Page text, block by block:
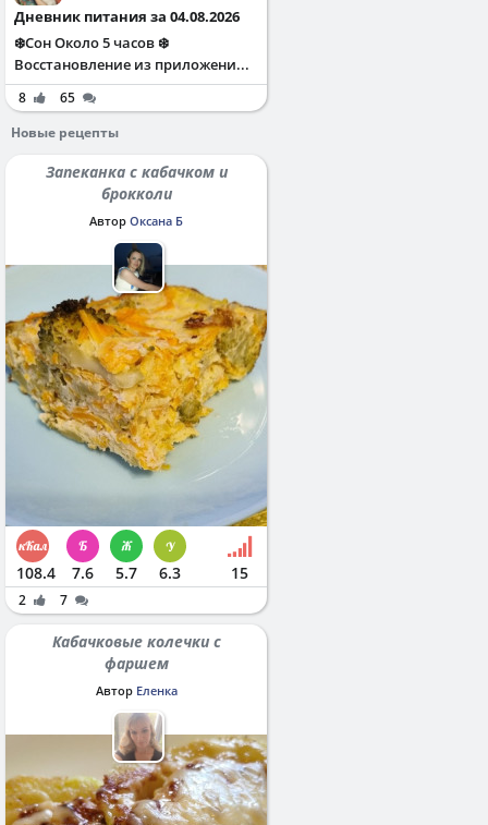
Дневник питания за 04.08.2026
❄️Сон Около 5 часов ❄️
Восстановление из приложени...
8
65
Новые рецепты
Запеканка с кабачком и
брокколи
Автор Оксана Б
108.4 7.6 5.7 6.3 15
2 7
Кабачковые колечки с
фаршем
Автор Еленка